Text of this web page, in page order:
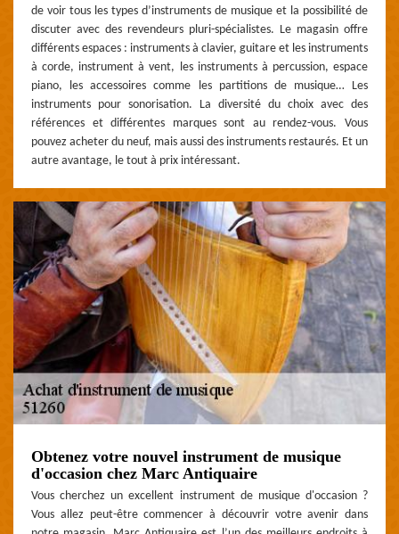
de voir tous les types d’instruments de musique et la possibilité de
discuter avec des revendeurs pluri-spécialistes. Le magasin offre
différents espaces : instruments à clavier, guitare et les instruments
à corde, instrument à vent, les instruments à percussion, espace
piano, les accessoires comme les partitions de musique… Les
instruments pour sonorisation. La diversité du choix avec des
références et différentes marques sont au rendez-vous. Vous
pouvez acheter du neuf, mais aussi des instruments restaurés. Et un
autre avantage, le tout à prix intéressant.
Obtenez votre nouvel instrument de musique
d'occasion chez Marc Antiquaire
Vous cherchez un excellent instrument de musique d'occasion ?
Vous allez peut-être commencer à découvrir votre avenir dans